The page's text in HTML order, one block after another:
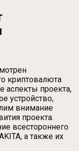
криптовалюта
аспекты проекта,
устройство,
внимание
проекта.
всестороннего
а также их